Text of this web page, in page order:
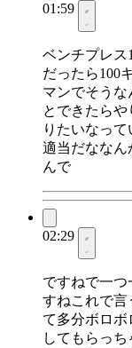
01:59
ベンチプレス
だったら100
マンでそうな
とできたら
りたいなっ
適当だななん
んで
02:29
ですねで一
すねこれで言
て多分ボロボ
してもらっ